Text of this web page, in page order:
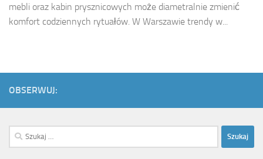
mebli oraz kabin prysznicowych może diametralnie zmienić
komfort codziennych rytuałów. W Warszawie trendy w...
OBSERWUJ:
Szukaj: